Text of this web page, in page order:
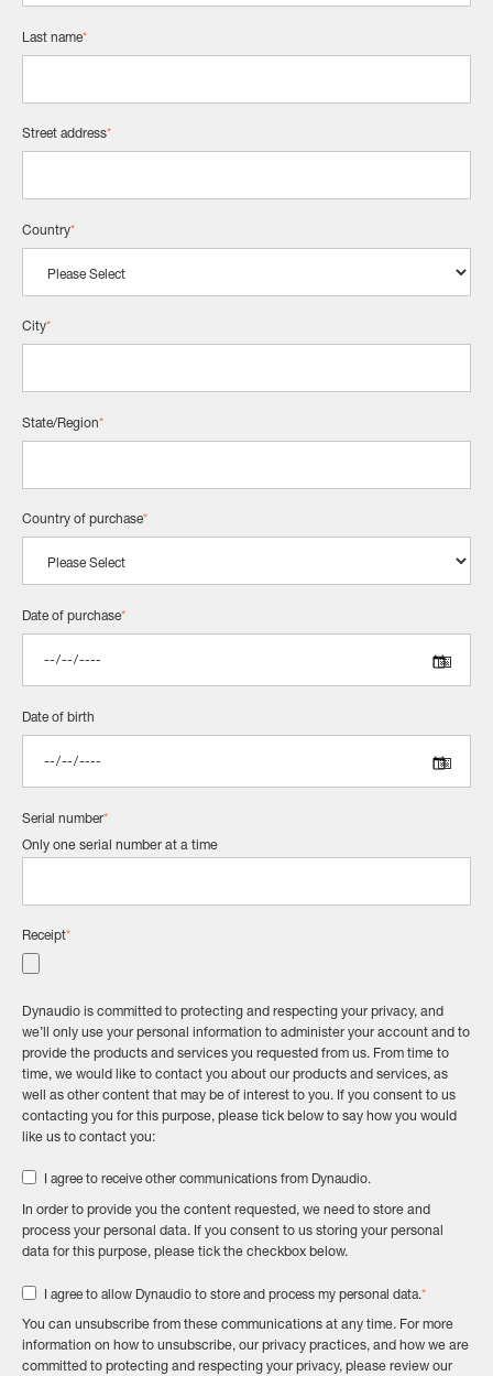
Last name*
Street address*
Country*
City*
State/Region*
Country of purchase*
Date of purchase*
Date of birth
Serial number*
Only one serial number at a time
Receipt*
Dynaudio is committed to protecting and respecting your privacy, and
we’ll only use your personal information to administer your account and to
provide the products and services you requested from us. From time to
time, we would like to contact you about our products and services, as
well as other content that may be of interest to you. If you consent to us
contacting you for this purpose, please tick below to say how you would
like us to contact you:
I agree to receive other communications from Dynaudio.
In order to provide you the content requested, we need to store and
process your personal data. If you consent to us storing your personal
data for this purpose, please tick the checkbox below.
I agree to allow Dynaudio to store and process my personal data.*
You can unsubscribe from these communications at any time. For more
information on how to unsubscribe, our privacy practices, and how we are
committed to protecting and respecting your privacy, please review our